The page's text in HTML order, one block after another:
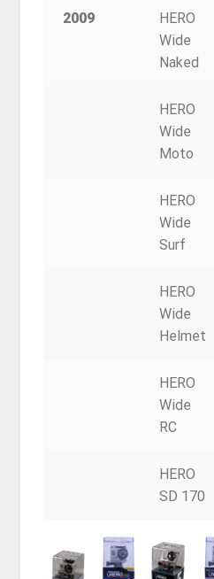
2009
HERO
Wide
Naked
HERO
Wide
Moto
HERO
Wide
Surf
HERO
Wide
Helmet
HERO
Wide
RC
HERO
SD 170